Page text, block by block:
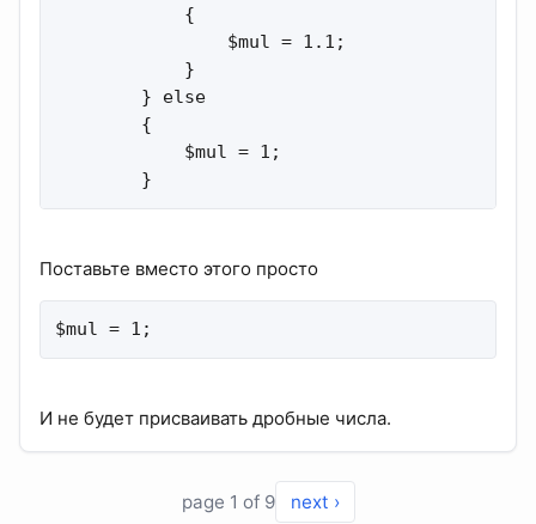
            {
                $mul = 1.1;
            }
        } else
        {
            $mul = 1;
        }
Поставьте вместо этого просто
$mul = 1;
И не будет присваивать дробные числа.
page 1 of 9 next ›